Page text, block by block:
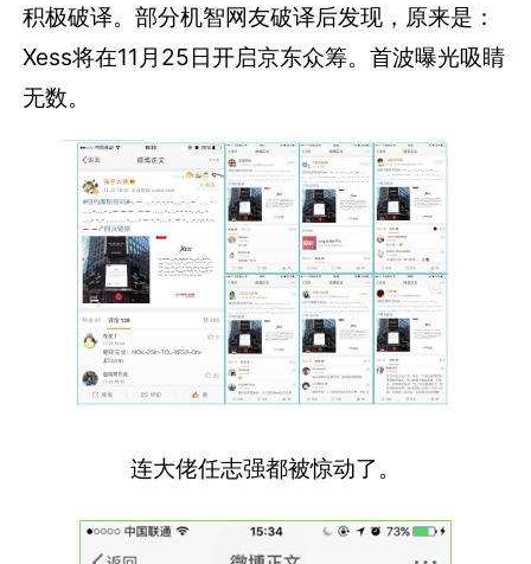
积极破译。部分机智网友破译后发现，原来是：
Xess将在11月25日开启京东众筹。首波曝光吸睛
无数。
连大佬任志强都被惊动了。